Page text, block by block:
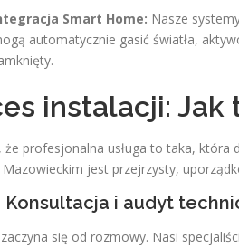
Smart Home: Nasze
automatycznie gasić światła,
instalacji:
że profesjonalna usługa to taka,
Mazowieckim jest przejrzysty,
Konsultacja i audyt
się od rozmowy. Nasi